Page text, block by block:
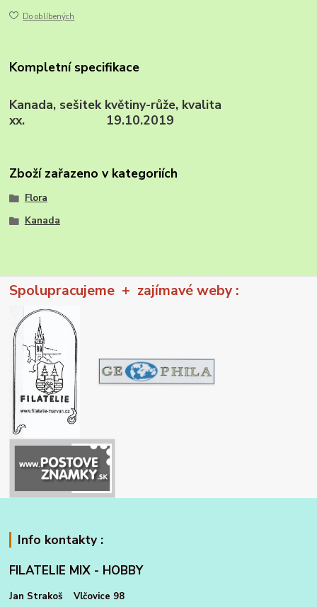
Do oblíbených
Kompletní specifikace
Kanada, sešitek květiny-růže, kvalita
xx. 19.10.2019
Zboží zařazeno v kategoriích
Flora
Kanada
Spolupracujeme + zajímavé weby :
Info kontakty :
FILATELIE MIX - HOBBY
Jan Strakoš Vlčovice 98